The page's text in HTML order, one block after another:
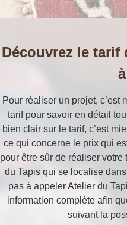
Découvrez le tarif
Pour réaliser un projet, c’est
tarif pour savoir en détail
bien clair sur le tarif, c’est
ce qui concerne le prix qui
pour être sûr de réaliser
du Tapis qui se localise
pas à appeler Atelier du
information complète afin
suivant la